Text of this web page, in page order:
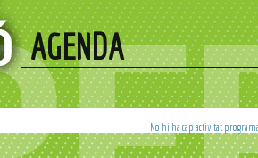
AGENDA
No hi ha cap activitat